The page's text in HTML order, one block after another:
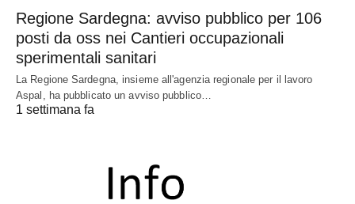
Regione Sardegna: avviso pubblico per 106
posti da oss nei Cantieri occupazionali
sperimentali sanitari
La Regione Sardegna, insieme all'agenzia regionale per il lavoro
Aspal, ha pubblicato un avviso pubblico…
1 settimana fa